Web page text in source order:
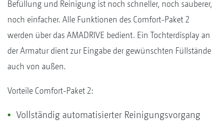
Befüllung und Reinigung ist noch schneller, noch sauberer,
noch einfacher. Alle Funktionen des Comfort-Paket 2
werden über das AMADRIVE bedient. Ein Tochterdisplay an
der Armatur dient zur Eingabe der gewünschten Füllstände
auch von außen.
Vorteile Comfort-Paket 2:
Vollständig automatisierter Reinigungsvorgang